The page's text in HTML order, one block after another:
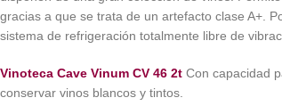
gracias a que se trata de un artefacto clase A+.
sistema de refrigeración totalmente libre de
Vinoteca Cave Vinum CV 46 2t Con capacidad
conservar vinos blancos y tintos.